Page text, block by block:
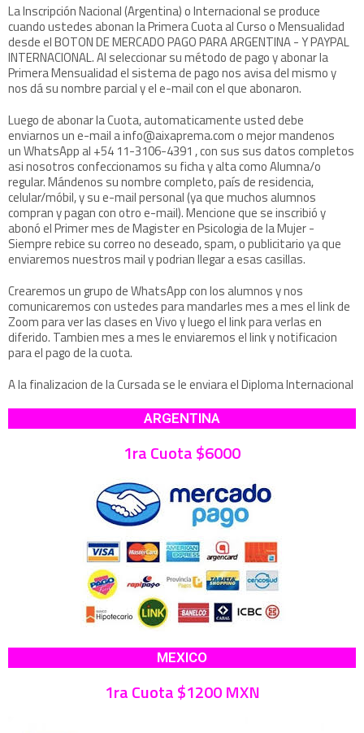
La Inscripción Nacional (Argentina) o Internacional se produce
cuando ustedes abonan la Primera Cuota al Curso o Mensualidad
desde el BOTON DE MERCADO PAGO PARA ARGENTINA - Y PAYPAL
INTERNACIONAL. Al seleccionar su método de pago y abonar la
Primera Mensualidad el sistema de pago nos avisa del mismo y
nos dá su nombre parcial y el e-mail con el que abonaron.
Luego de abonar la Cuota, automaticamente usted debe
enviarnos un e-mail a info@aixaprema.com o mejor mandenos
un WhatsApp al +54 11-3106-4391 , con sus sus datos completos
asi nosotros confeccionamos su ficha y alta como Alumna/o
regular. Mándenos su nombre completo, país de residencia,
celular/móbil, y su e-mail personal (ya que muchos alumnos
compran y pagan con otro e-mail). Mencione que se inscribió y
abonó el Primer mes de Magister en Psicologia de la Mujer -
Siempre rebice su correo no deseado, spam, o publicitario ya que
enviaremos nuestros mail y podrian llegar a esas casillas.
Crearemos un grupo de WhatsApp con los alumnos y nos
comunicaremos con ustedes para mandarles mes a mes el link de
Zoom para ver las clases en Vivo y luego el link para verlas en
diferido. Tambien mes a mes le enviaremos el link y notificacion
para el pago de la cuota.
A la finalizacion de la Cursada se le enviara el Diploma Internacional
ARGENTINA
1ra Cuota $6000
MEXICO
1ra Cuota $1200 MXN